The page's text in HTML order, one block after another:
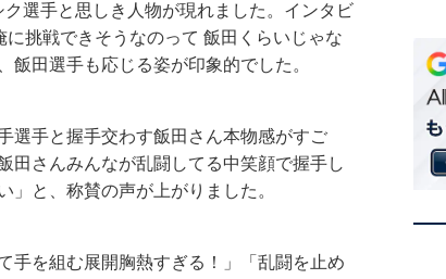
選手と思しき人物が現れました。インタビ
挑戦できそうなのって 飯田くらいじゃな
田選手も応じる姿が印象的でした。
選手と握手交わす飯田さん本物感がすご
さんみんなが乱闘してる中笑顔で握手し
と、称賛の声が上がりました。
手を組む展開胸熱すぎる！」「乱闘を止め